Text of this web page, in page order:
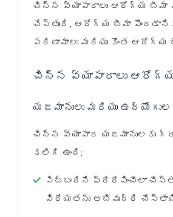
చిన్న వ్యాపారాలు ఆరోగ్య బీమా
చేస్తుంది, ఆరోగ్య బీమా పొందడానికి
పరిణామాలు మరియు కొంత
చిన్న వ్యాపారాలు ఆరోగ్య
యజమానులు మరియు
చిన్న వ్యాపార యజమానులకు
కలిగి ఉంది:
సిబ్బందిని ప్రేరేపించేలా
విధేయతను అభివృద్ధి